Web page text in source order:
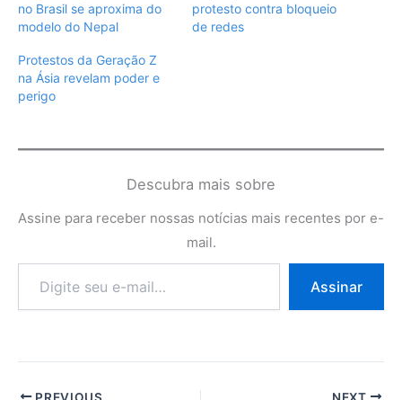
no Brasil se aproxima do
modelo do Nepal
protesto contra bloqueio
de redes
Protestos da Geração Z
na Ásia revelam poder e
perigo
Descubra mais sobre
Assine para receber nossas notícias mais recentes por e-
mail.
e-
Assinar
PREVIOUS NEXT